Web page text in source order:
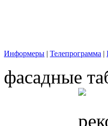
Информеры | Телепрограмма |
фасадные